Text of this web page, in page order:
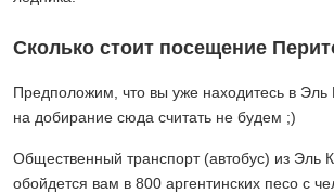
Сколько стоит посещение
Предположим, что вы уже находитесь в Эль
на добирание сюда считать не будем ;)
Общественный транспорт (автобус) из Эль
обойдется вам в 800 аргентинских песо с